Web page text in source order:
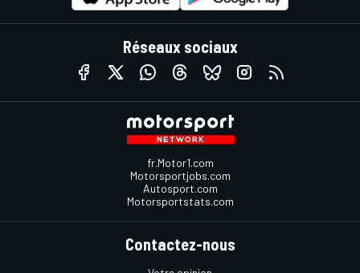
Réseaux sociaux
fr.Motor1.com
Motorsportjobs.com
Autosport.com
Motorsportstats.com
Contactez-nous